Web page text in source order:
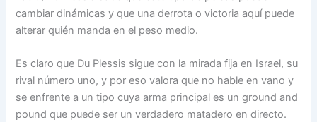
cambiar dinámicas y que una derrota o victoria aquí puede
alterar quién manda en el peso medio.
Es claro que Du Plessis sigue con la mirada fija en Israel, su
rival número uno, y por eso valora que no hable en vano y
se enfrente a un tipo cuya arma principal es un ground and
pound que puede ser un verdadero matadero en directo.